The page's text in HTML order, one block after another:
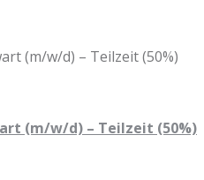
(m/w/d) – Teilzeit (50%)